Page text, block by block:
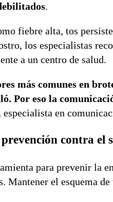
.
fiebre alta, tos
los especialistas
a un centro de salud.
más comunes en
Por eso la
especialista en
contra
para prevenir la
Mantener el esquema